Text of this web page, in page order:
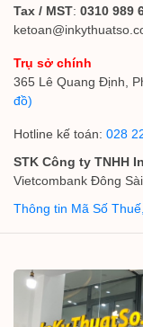
Tax / MST: 0310 989
Trụ sở chính
365 Lê Quang Định,
đồ)
Hotline kế toán: 028
STK Công ty TNHH
Vietcombank Đông
Thông tin Mã Số